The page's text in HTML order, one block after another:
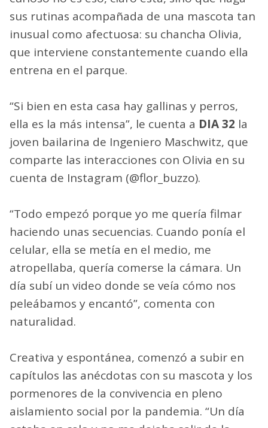
sus rutinas acompañada de una mascota tan
inusual como afectuosa: su chancha Olivia,
que interviene constantemente cuando ella
entrena en el parque.
“Si bien en esta casa hay gallinas y perros,
ella es la más intensa”, le cuenta a DIA 32 la
joven bailarina de Ingeniero Maschwitz, que
comparte las interacciones con Olivia en su
cuenta de Instagram (@flor_buzzo).
“Todo empezó porque yo me quería filmar
haciendo unas secuencias. Cuando ponía el
celular, ella se metía en el medio, me
atropellaba, quería comerse la cámara. Un
día subí un video donde se veía cómo nos
peleábamos y encantó”, comenta con
naturalidad.
Creativa y espontánea, comenzó a subir en
capítulos las anécdotas con su mascota y los
pormenores de la convivencia en pleno
aislamiento social por la pandemia. “Un día